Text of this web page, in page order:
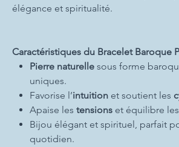
élégance et spiritualité.
Caractéristiques du Bracelet Baroque
Pierre naturellesous forme
uniques.
Favorise l’intuitionet soutient les
Apaise les tensionset équilibre les
Bijou élégant et spirituel, parfait
quotidien.